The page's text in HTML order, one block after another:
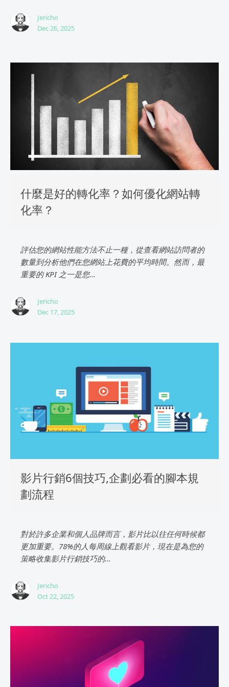
Jericho
Dec 26, 2025
什麼是好的轉化率？如何優化網站轉
化率？
評估您的網站性能方法不止一種，從查看網站訪問者的
數量到分析他們在您網站上花費的平均時間。然而，最
重要的 KPI 之一是您...
Jericho
Dec 17, 2025
影片行銷6個技巧,企劃必看的腳本規
劃流程
對於許多企業和個人品牌而言，影片比以往任何時候都
更加重要。78%的人每周線上觀看影片，現在是為您的
策略收集影片行銷技巧的...
Jericho
Oct 22, 2025